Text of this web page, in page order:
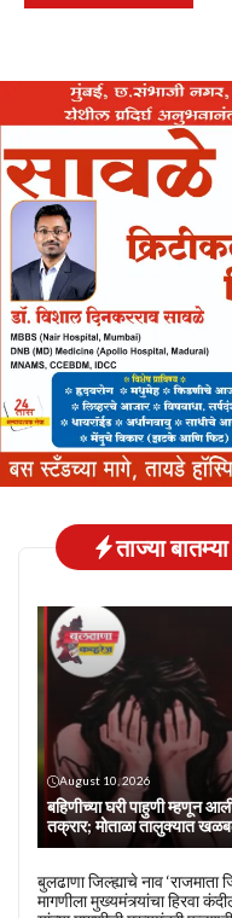
ताज्या बातम्या
August 10, 2026
बहिणीच्या घरी पाहुणी म्हणून
तक्रार; मोताळा तालुक्यात
बुलढाणा जिल्ह्याचे नाव ‘राजमाता
मागणीला मुख्यमंत्र्यांचा हिरवा